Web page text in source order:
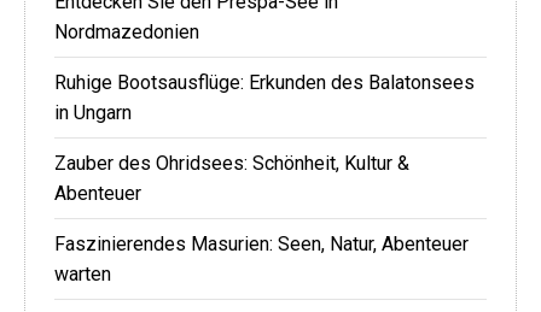
Nordmazedonien
Ruhige Bootsausflüge: Erkunden des Balatonsees
in Ungarn
Zauber des Ohridsees: Schönheit, Kultur &
Abenteuer
Faszinierendes Masurien: Seen, Natur, Abenteuer
warten